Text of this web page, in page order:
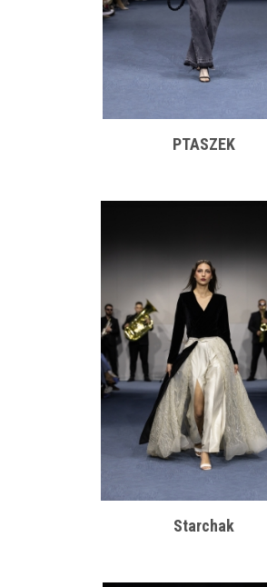
PTASZEK
Starchak